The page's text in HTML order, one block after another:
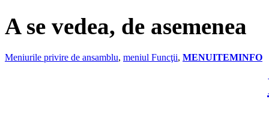
A se vedea, de asemenea
Meniurile privire de ansamblu, meniul Funcţii, MENUITEMINFO